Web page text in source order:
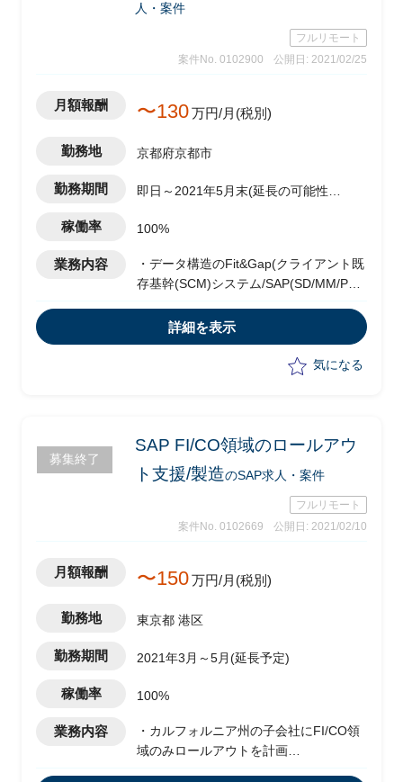
人・案件
フルリモート
案件No. 0102900
公開日: 2021/02/25
月額報酬 〜130万円/月(税別)
勤務地 京都府京都市
勤務期間
即日～2021年5月末(延長の可能性有
稼働率 100%
業務内容
・データ構造のFit&Gap(クライアント既
存基幹(SCM)システム/SAP(SD/MM/PP))
・資料作成/課題解決支援
詳細を表示
気になる
募集終了
SAP FI/CO領域のロールアウ
ト支援/製造のSAP求人・案件
フルリモート
案件No. 0102669
公開日: 2021/02/10
月額報酬 〜150万円/月(税別)
勤務地 東京都 港区
勤務期間 2021年3月～5月(延長予定)
稼働率 100%
業務内容
・カルフォルニア州の子会社にFI/CO領
域のみロールアウトを計画